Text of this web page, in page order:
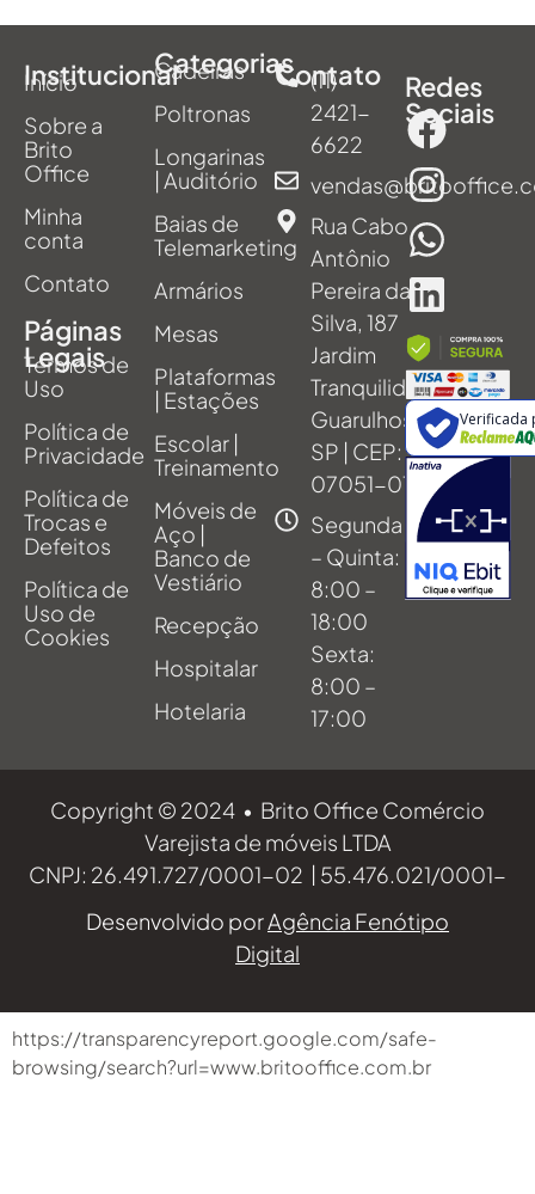
Institucional
Início
Sobre a
Brito
Office
Minha
conta
Contato
Páginas
Legais
Termos de
Uso
Política de
Privacidade
Política de
Trocas e
Defeitos
Política de
Uso de
Cookies
Categorias
Cadeiras
Poltronas
Longarinas
| Auditório
Baias de
Telemarketing
Armários
Mesas
Plataformas
| Estações
Escolar |
Treinamento
Móveis de
Aço |
Banco de
Vestiário
Recepção
Hospitalar
Hotelaria
Contato
(11)
2421-
6622
Rua Cabo
Antônio
Pereira da
Silva, 187
Jardim
Tranquilidade,
Guarulhos -
SP | CEP:
07051-011
Segunda
– Quinta:
8:00 –
18:00
Sexta:
8:00 –
17:00
Redes
Sociais
Verificada
Copyright © 2024 • Brito Office Comércio
Varejista de móveis LTDA
CNPJ: 26.491.727/0001-02 | 55.476.021/0001-
70 | 55.807.355/0001-89
Desenvolvido porAgência Fenótipo
Digital
https://transparencyreport.google.com/safe-
browsing/search?url=www.britooffice.com.br